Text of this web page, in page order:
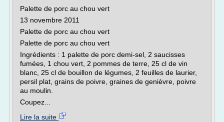
Palette de porc au chou vert
13 novembre 2011
Palette de porc au chou vert
Palette de porc au chou vert
Ingrédients : 1 palette de porc demi-sel, 2 saucisses
fumées, 1 chou vert, 2 pommes de terre, 25 cl de vin
blanc, 25 cl de bouillon de légumes, 2 feuilles de laurier,
persil plat, grains de poivre, graines de genièvre, poivre
au moulin.
Coupez...
Lire la suite